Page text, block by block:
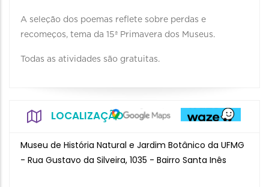
A seleção dos poemas reflete sobre perdas e
recomeços, tema da 15ª Primavera dos Museus.
Todas as atividades são gratuitas.
LOCALIZAÇÃO
Museu de História Natural e Jardim Botânico da UFMG
- Rua Gustavo da Silveira, 1035 - Bairro Santa Inês